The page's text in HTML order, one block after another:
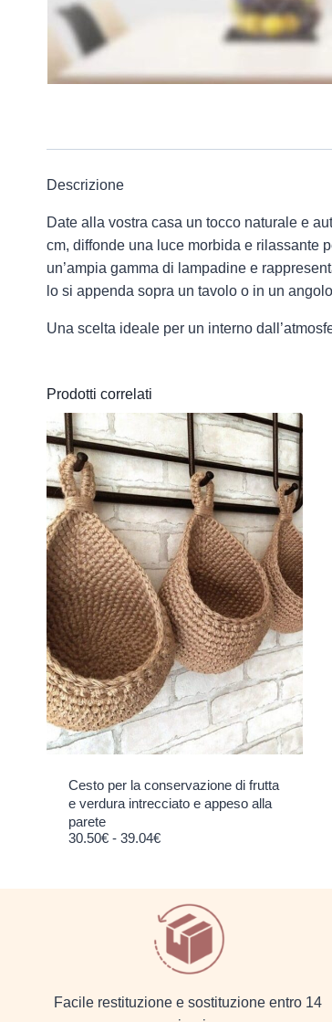
Descrizione
Date alla vostra casa un tocco naturale e
cm, diffonde una luce morbida e rilassante
un’ampia gamma di lampadine e
lo si appenda sopra un tavolo o in un
Una scelta ideale per un interno
Prodotti correlati
Cesto per la conservazione di frutta
e verdura intrecciato e appeso alla
parete
30.50€ - 39.04€Fascia di prezzo: da 30.50€ a 39.04€
Facile restituzione e sostituzione entro 14